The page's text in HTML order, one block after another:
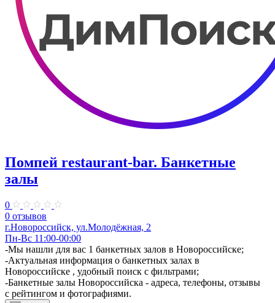
Помпей restaurant-bar. Банкетные
залы
0
0 отзывов
г.Новороссийск, ул.Молодёжная, 2
Пн-Вс 11:00-00:00
-Мы нашли для вас 1 банкетных залов в Новороссийске;
-Актуальная информация о банкетных залах в
Новороссийске , удобный поиск с фильтрами;
-Банкетные залы Новороссийска - адреса, телефоны, отзывы
с рейтингом и фотографиями.